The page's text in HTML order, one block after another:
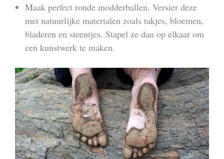
Maak perfect ronde modderballen. Versier deze
met natuurlijke materialen zoals takjes, bloemen,
bladeren en steentjes. Stapel ze dan op elkaar om
een kunstwerk te maken.